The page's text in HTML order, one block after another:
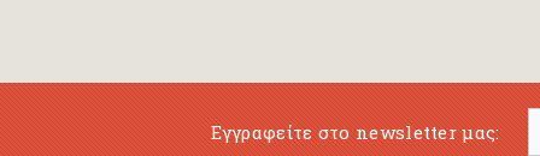
Εγγραφείτε στο newsletter μας: